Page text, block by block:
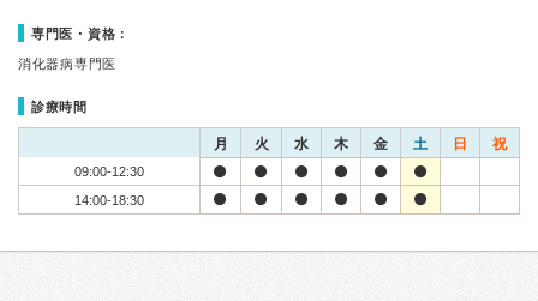
専門医・資格：
消化器病専門医
診療時間
月 火 水 木 金 土 日 祝
09:00-12:30
14:00-18:30